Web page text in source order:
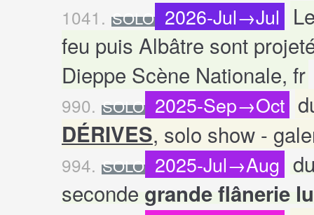
1041. SOLO 2026-Jul→Jul
feu puis Albâtre sont
Dieppe Scène Nationale, fr
990. SOLO 2025-Sep→Oct
DÉRIVES, solo show -
994. SOLO 2025-Jul→Aug
seconde grande flânerie